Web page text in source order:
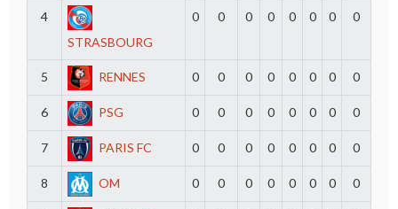
4
STRASBOURG
0 0 0 0 0 0 0 0
5 RENNES 0 0 0 0 0 0 0 0
6 PSG 0 0 0 0 0 0 0 0
7 PARIS FC 0 0 0 0 0 0 0 0
8 OM 0 0 0 0 0 0 0 0